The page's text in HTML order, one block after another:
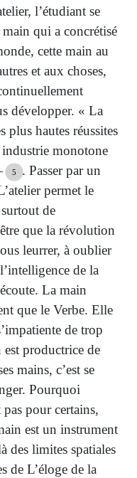
l’étudiant se
qui a concrétisé
cette main au
et aux choses,
développer. « La
plus hautes réussites
industrie monotone
5
. Passer par un
permet le
de
que la révolution
leurrer, à oublier
de la
La main
que le Verbe. Elle
de trop
productrice de
mains, c’est se
Pourquoi
pas pour certains,
est un instrument
des limites spatiales
de L’éloge de la